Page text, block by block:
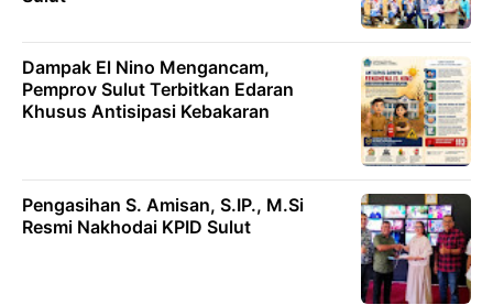
Dampak El Nino Mengancam,
Pemprov Sulut Terbitkan Edaran
Khusus Antisipasi Kebakaran
Pengasihan S. Amisan, S.IP., M.Si
Resmi Nakhodai KPID Sulut